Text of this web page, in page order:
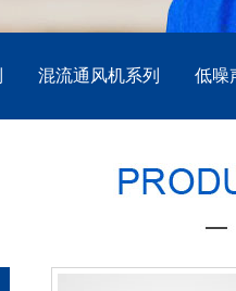
混流通风机系列 低噪